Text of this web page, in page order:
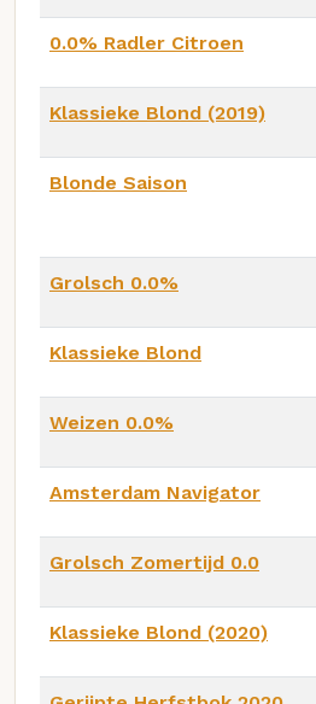
0.0% Radler Citroen
Klassieke Blond (2019)
Blonde Saison
Grolsch 0.0%
Klassieke Blond
Weizen 0.0%
Amsterdam Navigator
Grolsch Zomertijd 0.0
Klassieke Blond (2020)